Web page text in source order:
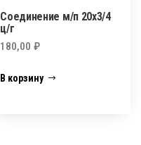
Соединение м/п 20х3/4
ц/г
180,00₽
В корзину